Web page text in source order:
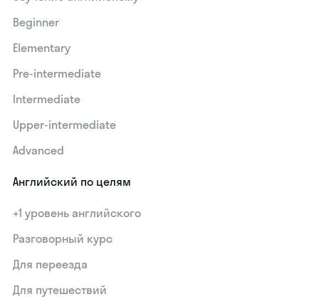
Beginner
Elementary
Pre-intermediate
Intermediate
Upper-intermediate
Advanced
Английский по целям
+1 уровень английского
Разговорный курс
Для переезда
Для путешествий